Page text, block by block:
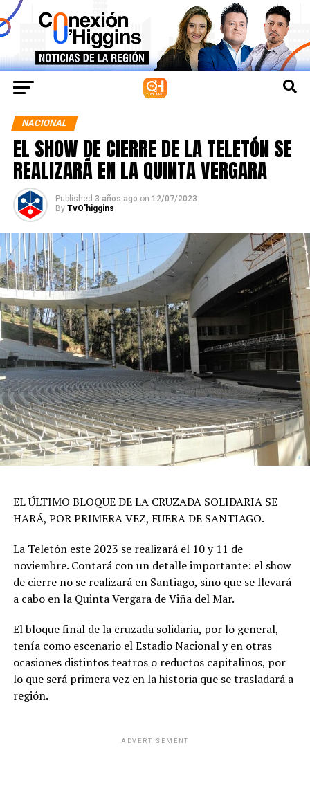
NACIONAL
EL SHOW DE CIERRE DE LA TELETÓN SE
REALIZARÁ EN LA QUINTA VERGARA
Published 3 años ago on 12/07/2023
By TvO'higgins
EL ÚLTIMO BLOQUE DE LA CRUZADA SOLIDARIA SE
HARÁ, POR PRIMERA VEZ, FUERA DE SANTIAGO.
La Teletón este 2023 se realizará el 10 y 11 de
noviembre. Contará con un detalle importante: el show
de cierre no se realizará en Santiago, sino que se llevará
a cabo en la Quinta Vergara de Viña del Mar.
El bloque final de la cruzada solidaria, por lo general,
tenía como escenario el Estadio Nacional y en otras
ocasiones distintos teatros o reductos capitalinos, por
lo que será primera vez en la historia que se trasladará a
región.
ADVERTISEMENT